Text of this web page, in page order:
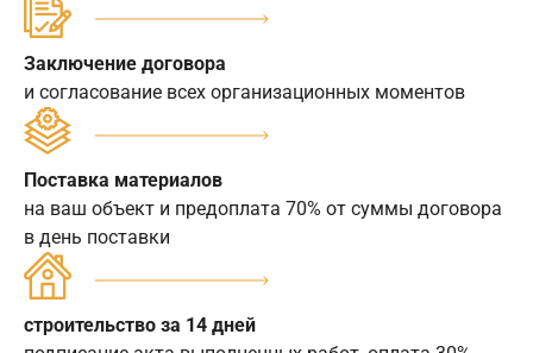
Заключение договора
и согласование всех организационных моментов
Поставка материалов
на ваш объект и предоплата 70% от суммы договора
в день поставки
строительство за 14 дней